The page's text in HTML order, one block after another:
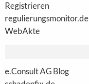
Registrieren
regulierungsmonitor.de
WebAkte
e.Consult AG Blog